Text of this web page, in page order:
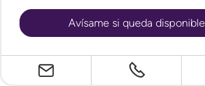
Avísame si queda disponible